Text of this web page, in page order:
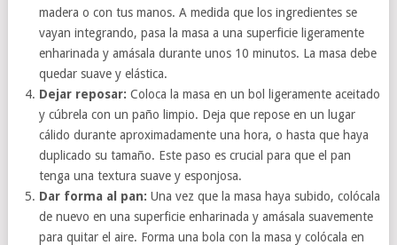
madera o con tus manos. A medida que los ingredientes se
vayan integrando, pasa la masa a una superficie ligeramente
enharinada y amásala durante unos 10 minutos. La masa debe
quedar suave y elástica.
Dejar reposar: Coloca la masa en un bol ligeramente aceitado
y cúbrela con un paño limpio. Deja que repose en un lugar
cálido durante aproximadamente una hora, o hasta que haya
duplicado su tamaño. Este paso es crucial para que el pan
tenga una textura suave y esponjosa.
Dar forma al pan: Una vez que la masa haya subido, colócala
de nuevo en una superficie enharinada y amásala suavemente
para quitar el aire. Forma una bola con la masa y colócala en